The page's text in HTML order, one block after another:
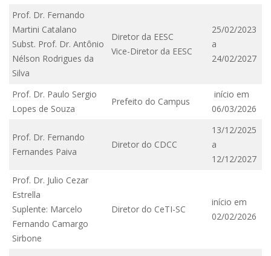
Prof. Dr. Fernando
Martini Catalano
Subst. Prof. Dr. Antônio
Nélson Rodrigues da
Silva
Diretor da EESC
Vice-Diretor da EESC
25/02/2023
a
24/02/2027
Prof. Dr. Paulo Sergio
Lopes de Souza
Prefeito do Campus
início em
06/03/2026
Prof. Dr. Fernando
Fernandes Paiva
Diretor do CDCC
13/12/2025
a
12/12/2027
Prof. Dr. Julio Cezar
Estrella
Suplente: Marcelo
Fernando Camargo
Sirbone
Diretor do CeTI-SC
início em
02/02/2026